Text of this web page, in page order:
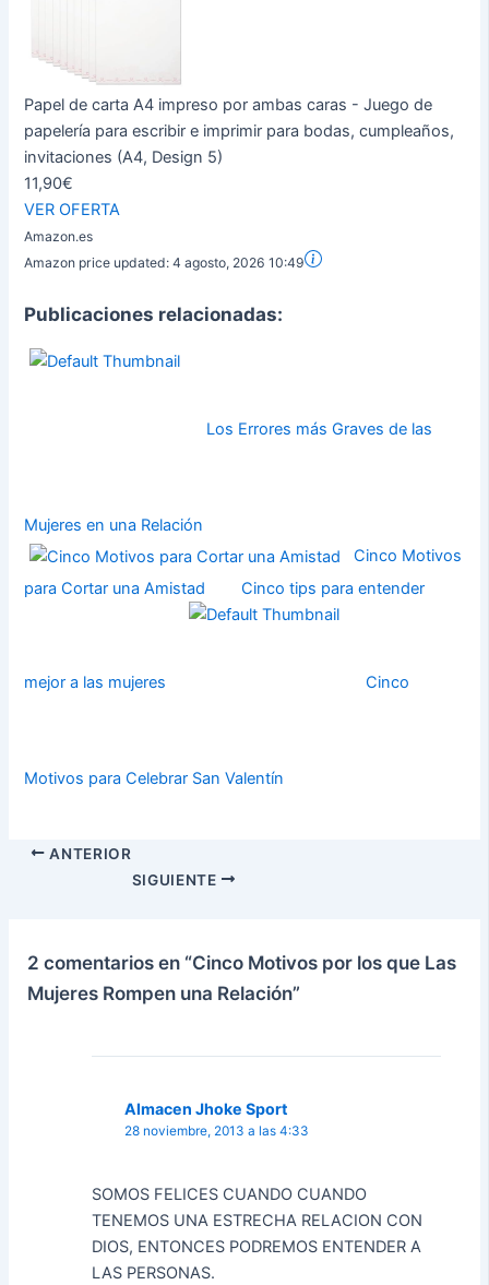
Papel de carta A4 impreso por ambas caras - Juego de
papelería para escribir e imprimir para bodas, cumpleaños,
invitaciones (A4, Design 5)
11,90€
VER OFERTA
Amazon.es
Amazon price updated:4 agosto, 2026 10:49
Publicaciones relacionadas:
Los Errores más Graves de las
Mujeres en una Relación
Cinco Motivos
para Cortar una Amistad
Cinco tips para entender
mejor a las mujeres Cinco
Motivos para Celebrar San Valentín
ANTERIOR
SIGUIENTE
2 comentarios en “Cinco Motivos por los que Las
Mujeres Rompen una Relación”
Almacen Jhoke Sport
28 noviembre, 2013 a las 4:33
SOMOS FELICES CUANDO CUANDO
TENEMOS UNA ESTRECHA RELACION CON
DIOS, ENTONCES PODREMOS ENTENDER A
LAS PERSONAS.